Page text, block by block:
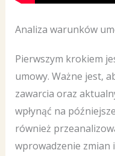
Analiza warunków
Pierwszym krokiem
umowy. Ważne jest,
zawarcia oraz
wpłynąć na późniejsze
również
wprowadzenie zmian